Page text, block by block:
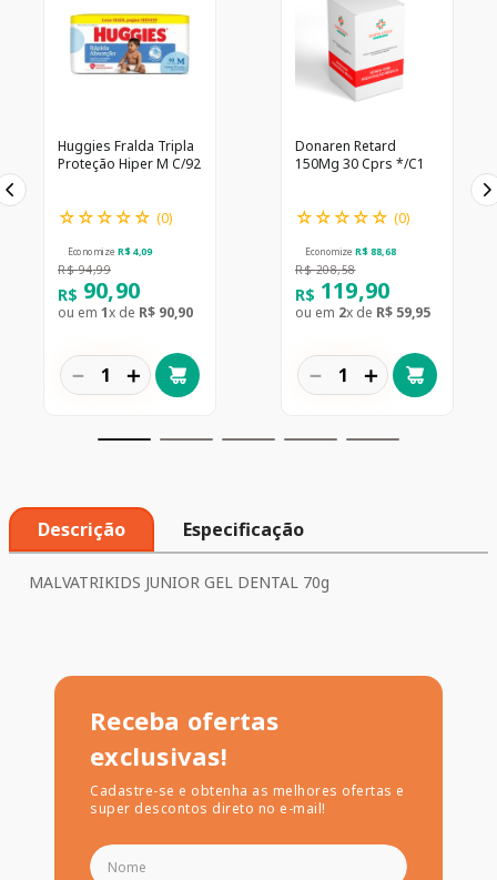
Huggies Fralda Tripla
Proteção Hiper M C/92
☆☆☆☆☆ (0)
Economize R$ 4,09
R$ 94,99
R$ 90,90
ou em 1x de R$ 90,90
＋
－
Donaren Retard
150Mg 30 Cprs */C1
☆☆☆☆☆ (0)
Economize R$ 88,68
R$ 208,58
R$ 119,90
ou em 2x de R$ 59,95
＋
－
Descrição Especificação
MALVATRIKIDS JUNIOR GEL DENTAL 70g
Receba ofertas
exclusivas!
Cadastre-se e obtenha as melhores ofertas e
super descontos direto no e-mail!